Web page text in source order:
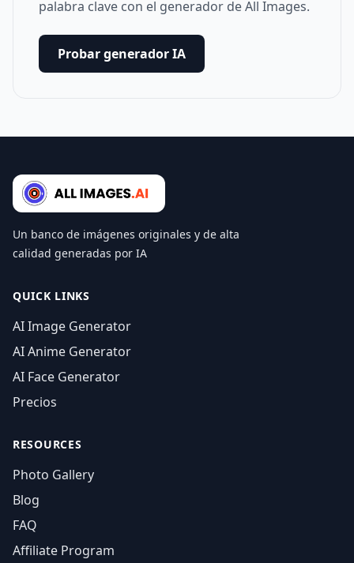
palabra clave con el generador de All Images.
Probar generador IA
Un banco de imágenes originales y de alta
calidad generadas por IA
QUICK LINKS
AI Image Generator
AI Anime Generator
AI Face Generator
Precios
RESOURCES
Photo Gallery
Blog
FAQ
Affiliate Program